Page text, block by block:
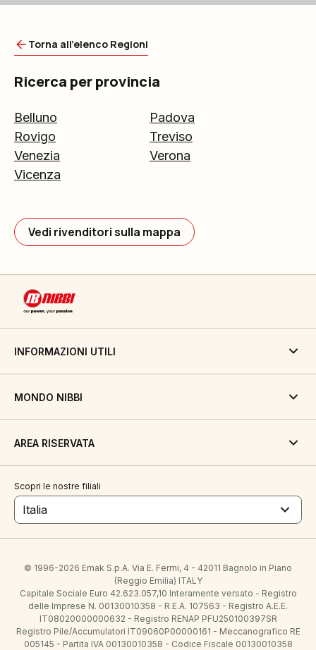
Torna all'elenco Regioni
Ricerca per provincia
Belluno
Padova
Rovigo
Treviso
Venezia
Verona
Vicenza
Vedi rivenditori sulla mappa
INFORMAZIONI UTILI
MONDO NIBBI
AREA RISERVATA
Scopri le nostre filiali
Italia
© 1996-2026 Emak S.p.A. Via E. Fermi, 4 - 42011 Bagnolo in Piano
(Reggio Emilia) ITALY
Capitale Sociale Euro 42.623.057,10 Interamente versato - Registro
delle Imprese N. 00130010358 - R.E.A. 107563 - Registro A.E.E.
IT08020000000632 - Registro RENAP PFU250100397SR
Registro Pile/Accumulatori IT09060P00000161 - Meccanografico RE
005145 - Partita IVA 00130010358 - Codice Fiscale 00130010358